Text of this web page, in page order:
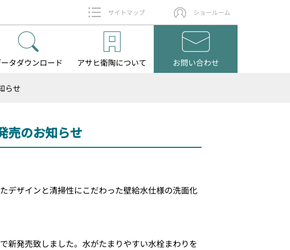
サイトマップ ショールーム
タダウンロード アサヒ衛陶について お問い合わせ
らせ
売のお知らせ
デザインと清掃性にこだわった壁給水仕様の洗面化
新発売致しました。水がたまりやすい水栓まわりを